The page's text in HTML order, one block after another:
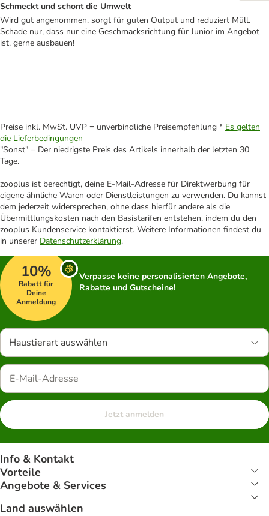
Schmeckt und schont die Umwelt
Wird gut angenommen, sorgt für guten Output und reduziert Müll.
Schade nur, dass nur eine Geschmacksrichtung für Junior im Angebot
ist, gerne ausbauen!
Preise inkl. MwSt. UVP = unverbindliche Preisempfehlung * Es gelten
die Lieferbedingungen
"Sonst" = Der niedrigste Preis des Artikels innerhalb der letzten 30
Tage.
zooplus ist berechtigt, deine E-Mail-Adresse für Direktwerbung für
eigene ähnliche Waren oder Dienstleistungen zu verwenden. Du kannst
dem jederzeit widersprechen, ohne dass hierfür andere als die
Übermittlungskosten nach den Basistarifen entstehen, indem du den
zooplus Kundenservice kontaktierst. Weitere Informationen findest du
in unserer Datenschutzerklärung.
10%
Rabatt für
Deine
Anmeldung
Verpasse keine personalisierten Angebote,
Rabatte und Gutscheine!
Haustierart auswählen
Jetzt anmelden
Info & Kontakt
Vorteile
Angebote & Services
Land auswählen